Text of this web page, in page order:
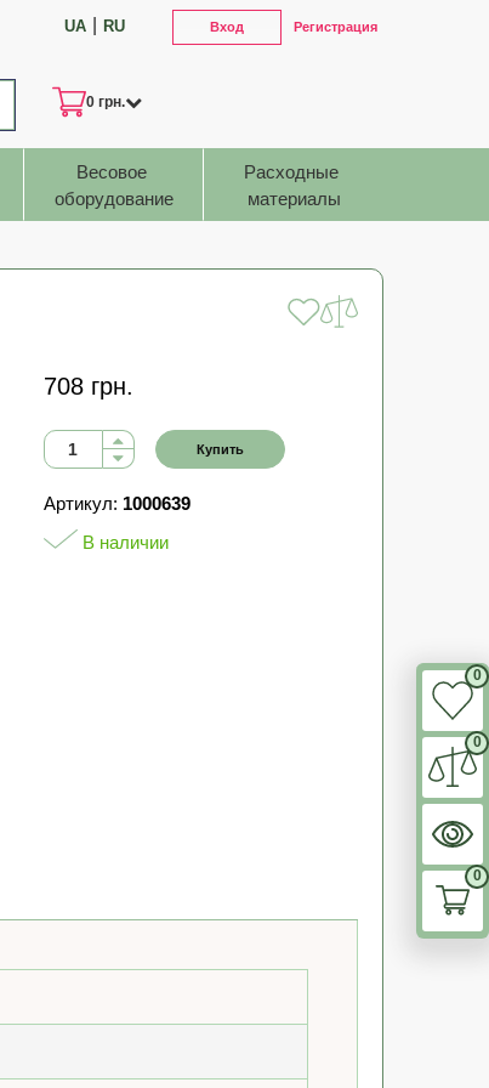
0
0
0
UA RU Вход Регистрация
0 грн.
Весовое
оборудование
Расходные
материалы
708 грн.
Купить
Артикул: 1000639
В наличии